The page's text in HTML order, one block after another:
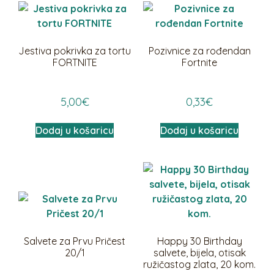
Jestiva pokrivka za tortu
FORTNITE
5,00€
Dodaj u košaricu
Pozivnice za rođendan
Fortnite
0,33€
Dodaj u košaricu
Salvete za Prvu Pričest
20/1
Happy 30 Birthday
salvete, bijela, otisak
ružičastog zlata, 20 kom.